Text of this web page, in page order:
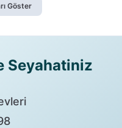
Göster
Seyahatiniz